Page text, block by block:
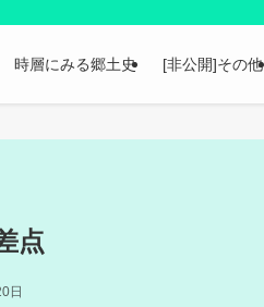
時層にみる郷土史 [非公開]その他
点
日